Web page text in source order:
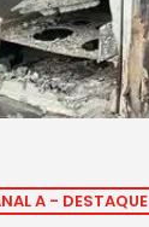
A - DESTAQUE